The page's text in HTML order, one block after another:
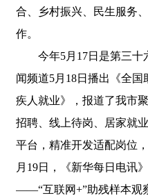
合、乡村振兴、民生服务
作。
今年5月17日是第三十
闻频道5月18日播出《全
疾人就业》，报道了我市
招聘、线上待岗、居家就
平台，精准开发适配岗位
月19日，《新华每日电讯
——“互联网+”助残样本观